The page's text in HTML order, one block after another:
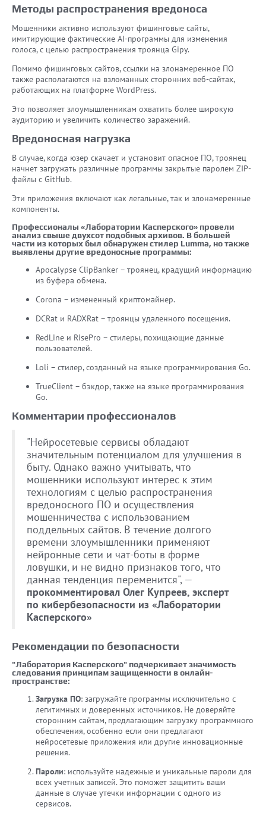
Методы распространения вредоноса
Мошенники активно используют фишинговые сайты,
имитирующие фактические AI-программы для изменения
голоса, с целью распространения троянца Gipy.
Помимо фишинговых сайтов, ссылки на злонамеренное ПО
также располагаются на взломанных сторонних веб-сайтах,
работающих на платформе WordPress.
Это позволяет злоумышленникам охватить более широкую
аудиторию и увеличить количество заражений.
Вредоносная нагрузка
В случае, когда юзер скачает и установит опасное ПО, троянец
начнет загружать различные программы закрытые паролем ZIP-
файлы с GitHub.
Эти приложения включают как легальные, так и злонамеренные
компоненты.
Профессионалы «Лаборатории Касперского» провели
анализ свыше двухсот подобных архивов. В большей
части из которых был обнаружен стилер Lumma, но также
выявлены другие вредоносные программы:
Apocalypse ClipBanker – троянец, крадущий информацию
из буфера обмена.
Corona – измененный криптомайнер.
DCRat и RADXRat – троянцы удаленного посещения.
RedLine и RisePro – стилеры, похищающие данные
пользователей.
Loli – стилер, созданный на языке программирования Go.
TrueClient – бэкдор, также на языке программирования
Go.
Комментарии профессионалов
"Нейросетевые сервисы обладают
значительным потенциалом для улучшения в
быту. Однако важно учитывать, что
мошенники используют интерес к этим
технологиям с целью распространения
вредоносного ПО и осуществления
мошенничества с использованием
поддельных сайтов. В течение долгого
времени злоумышленники применяют
нейронные сети и чат-боты в форме
ловушки, и не видно признаков того, что
данная тенденция переменится", —
прокомментировал Олег Купреев, эксперт
по кибербезопасности из «Лаборатории
Касперского»
Рекомендации по безопасности
"Лаборатория Касперского" подчеркивает значимость
следования принципам защищенности в онлайн-
пространстве:
Загрузка ПО: загружайте программы исключительно с
легитимных и доверенных источников. Не доверяйте
сторонним сайтам, предлагающим загрузку программного
обеспечения, особенно если они предлагают
нейросетевые приложения или другие инновационные
решения.
Пароли: используйте надежные и уникальные пароли для
всех учетных записей. Это поможет защитить ваши
данные в случае утечки информации с одного из
сервисов.